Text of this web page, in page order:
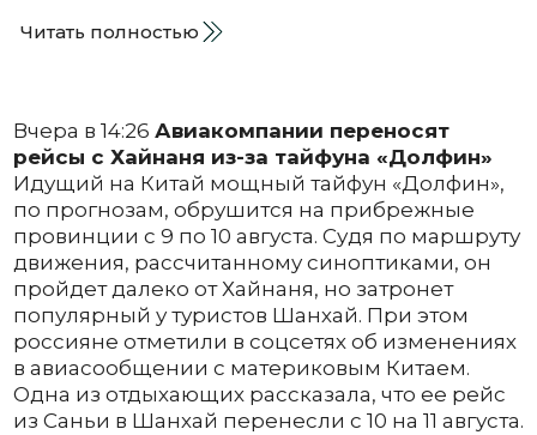
Читать полностью
Вчера в 14:26 Авиакомпании переносят
рейсы с Хайнаня из-за тайфуна «Долфин»
Идущий на Китай мощный тайфун «Долфин»,
по прогнозам, обрушится на прибрежные
провинции с 9 по 10 августа. Судя по маршруту
движения, рассчитанному синоптиками, он
пройдет далеко от Хайнаня, но затронет
популярный у туристов Шанхай. При этом
россияне отметили в соцсетях об изменениях
в авиасообщении с материковым Китаем.
Одна из отдыхающих рассказала, что ее рейс
из Саньи в Шанхай перенесли с 10 на 11 августа.